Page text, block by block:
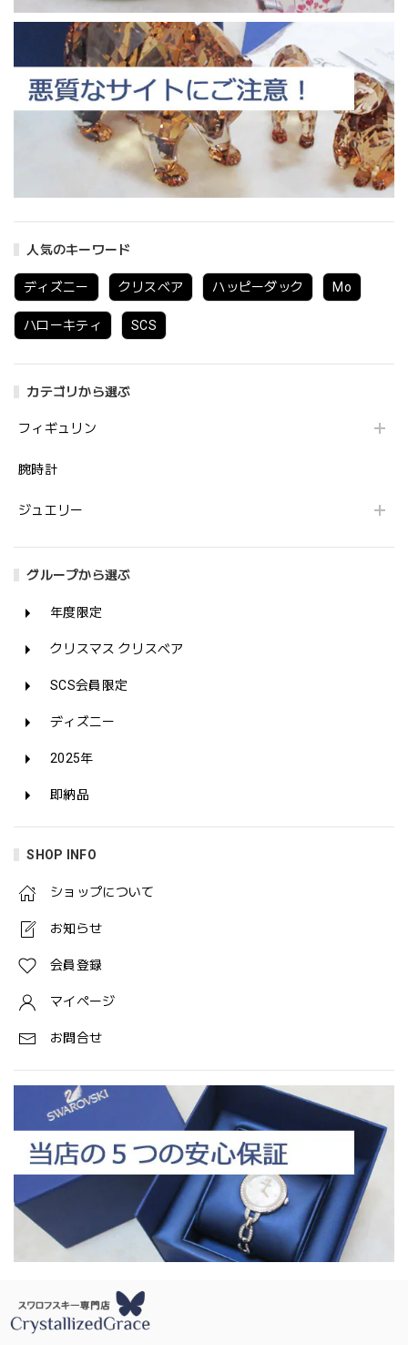
人気のキーワード
ディズニー クリスベア ハッピーダック Mo
ハローキティ SCS
カテゴリから選ぶ
フィギュリン
腕時計
ジュエリー
グループから選ぶ
年度限定
クリスマス クリスベア
SCS会員限定
ディズニー
2025年
即納品
SHOP INFO
ショップについて
お知らせ
会員登録
マイページ
お問合せ